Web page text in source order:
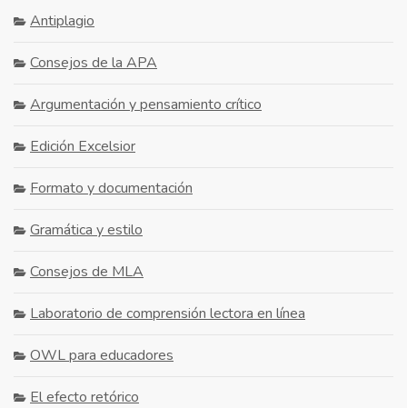
Antiplagio
Consejos de la APA
Argumentación y pensamiento crítico
Edición Excelsior
Formato y documentación
Gramática y estilo
Consejos de MLA
Laboratorio de comprensión lectora en línea
OWL para educadores
El efecto retórico